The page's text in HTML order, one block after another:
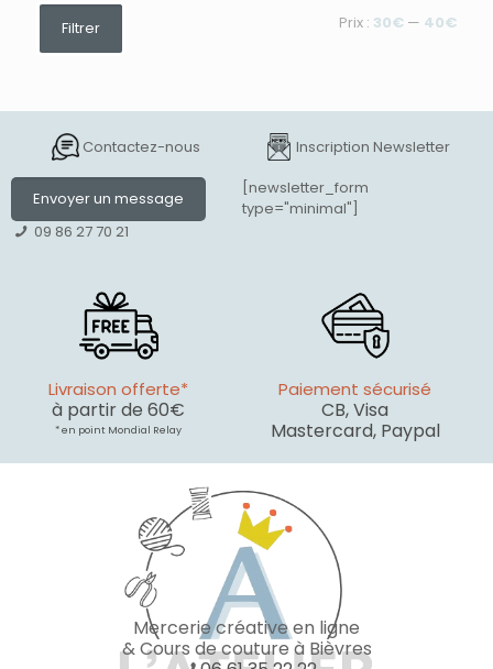
Prix
min
Prix
maxFiltrer Prix : 30€ — 40€
Contactez-nous
Envoyer un message
09 86 27 70 21
Inscription Newsletter
[newsletter_form
type="minimal"]
Livraison offerte*
à partir de 60€
* en point Mondial Relay
Paiement sécurisé
CB, Visa
Mastercard, Paypal
Mercerie créative en ligne
& Cours de couture à Bièvres